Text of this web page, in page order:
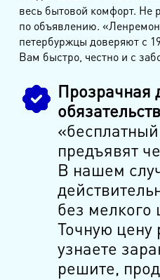
весь бытовой комфорт. Не
по объявлению.
петербуржцы доверяют с
Вам быстро, честно и с
Прозрачная
предъявят
В нашем
без мелкого
Точную
узнаете
решите,